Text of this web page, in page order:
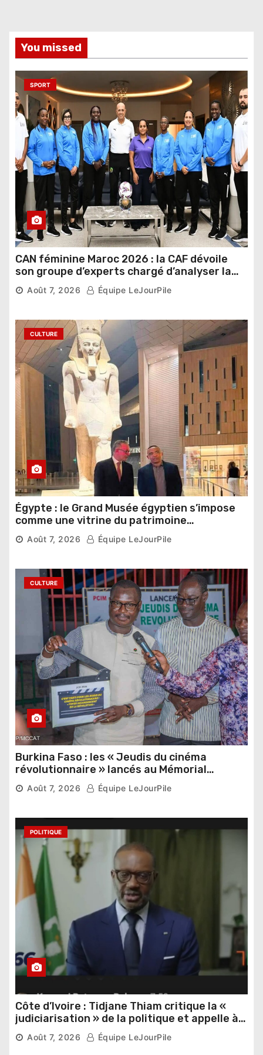
You missed
SPORT
CAN féminine Maroc 2026 : la CAF dévoile
son groupe d’experts chargé d’analyser la
compétition
Août 7, 2026 Équipe LeJourPile
CULTURE
Égypte : le Grand Musée égyptien s’impose
comme une vitrine du patrimoine
pharaonique auprès des dirigeants
étrangers
Août 7, 2026 Équipe LeJourPile
CULTURE
Burkina Faso : les « Jeudis du cinéma
révolutionnaire » lancés au Mémorial
Thomas Sankara
Août 7, 2026 Équipe LeJourPile
POLITIQUE
Côte d’Ivoire : Tidjane Thiam critique la «
judiciarisation » de la politique et appelle à
poursuivre l’apaisement
Août 7, 2026 Équipe LeJourPile